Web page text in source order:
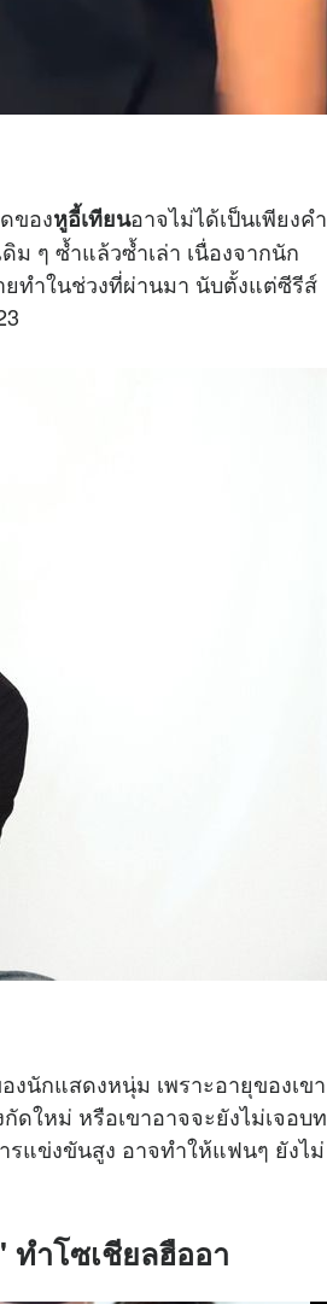
ของหูอี้เทียนอาจไม่ได้เป็นเพียงคำ
ๆ ซ้ำแล้วซ้ำเล่า เนื่องจากนัก
ทำในช่วงที่ผ่านมา นับตั้งแต่ซีรีส์
นักแสดงหนุ่ม เพราะอายุของเขา
ดใหม่ หรือเขาอาจจะยังไม่เจอบท
รแข่งขันสูง อาจทำให้แฟนๆ ยังไม่
ำโซเชียลฮืออา